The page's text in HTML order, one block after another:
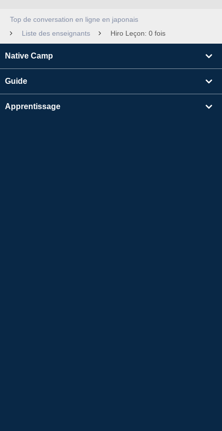
Top de conversation en ligne en japonais
Liste des enseignants
Hiro Leçon: 0 fois
Native Camp
Guide
Apprentissage